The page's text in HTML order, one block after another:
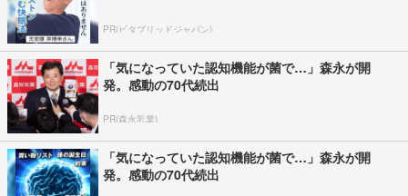
PR(ビタブリッドジャパン)
「気になっていた認知機能が菌で…」森永が開
発。感動の70代続出
PR(森永乳業)
「気になっていた認知機能が菌で…」森永が開
発。感動の70代続出